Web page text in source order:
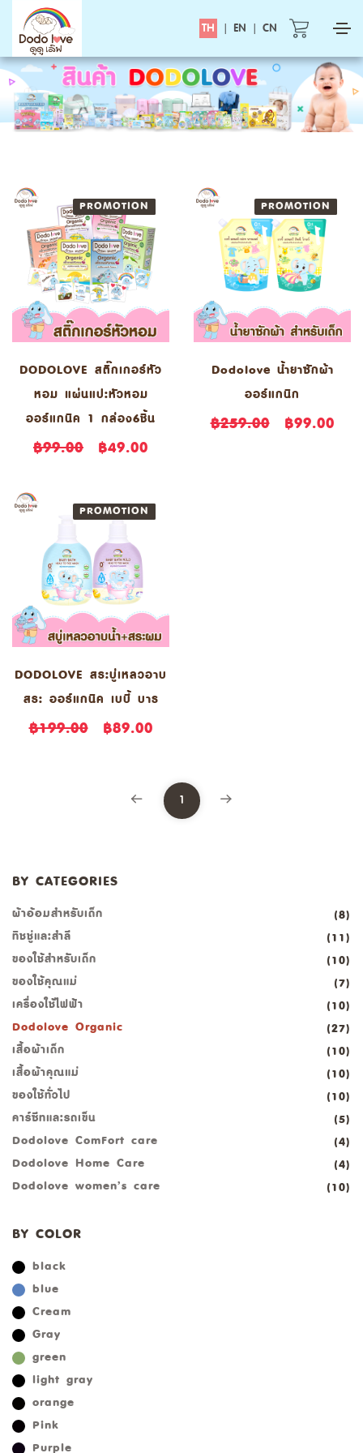
TH | EN | CN
NEW
PROMOTION
DODOLOVE สติ๊กเกอร์หัว
หอม แผ่นแปะหัวหอม
ออร์แกนิค 1 กล่อง6ชิ้น
฿99.00 ฿49.00
NEW
PROMOTION
Dodolove น้ำยาซักผ้า
ออร์แกนิก
฿259.00 ฿99.00
NEW
PROMOTION
DODOLOVE สระบู่เหลวอาบ
สระ ออร์แกนิค เบบี้ บาธ
฿199.00 ฿89.00
1
BY CATEGORIES
ผ้าอ้อมสำหรับเด็ก
(8)
ทิชชู่และสำลี
(11)
ของใช้สำหรับเด็ก
(10)
ของใช้คุณแม่
(7)
เครื่องใช้ไฟฟ้า
(10)
Dodolove Organic
(27)
เสื้อผ้าเด็ก
(10)
เสื้อผ้าคุณแม่
(10)
ของใช้ทั่วไป
(10)
คาร์ซีทและรถเข็น
(5)
Dodolove ComFort care
(4)
Dodolove Home Care
(4)
Dodolove women’s care
(10)
BY COLOR
black
blue
Cream
Gray
green
light gray
orange
Pink
Purple